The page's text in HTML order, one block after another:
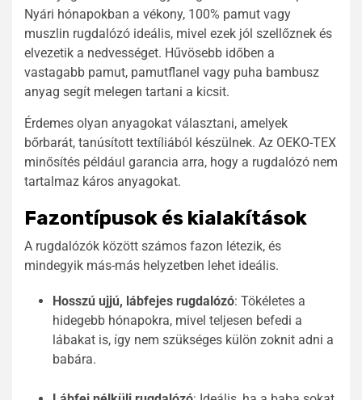
Nyári hónapokban a vékony, 100% pamut vagy
muszlin rugdalózó ideális, mivel ezek jól szellőznek és
elvezetik a nedvességet. Hűvösebb időben a
vastagabb pamut, pamutflanel vagy puha bambusz
anyag segít melegen tartani a kicsit.
Érdemes olyan anyagokat választani, amelyek
bőrbarát, tanúsított textíliából készülnek. Az OEKO-TEX
minősítés például garancia arra, hogy a rugdalózó nem
tartalmaz káros anyagokat.
Fazontípusok és kialakítások
A rugdalózók között számos fazon létezik, és
mindegyik más-más helyzetben lehet ideális.
Hosszú ujjú, lábfejes rugdalózó: Tökéletes a
hidegebb hónapokra, mivel teljesen befedi a
lábakat is, így nem szükséges külön zoknit adni a
babára.